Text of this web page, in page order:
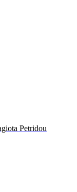
Petridou